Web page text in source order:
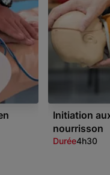
Initiation
nourrisson
Durée4h30